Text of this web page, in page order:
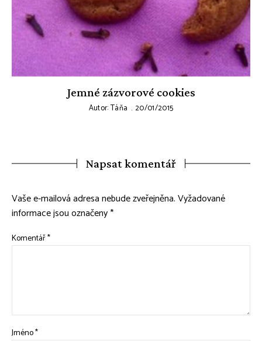
Jemné zázvorové cookies
Autor:Táňa 20/01/2015
Napsat komentář
Vaše e-mailová adresa nebude zveřejněna.Vyžadované
informace jsou označeny*
Komentář*
Jméno*